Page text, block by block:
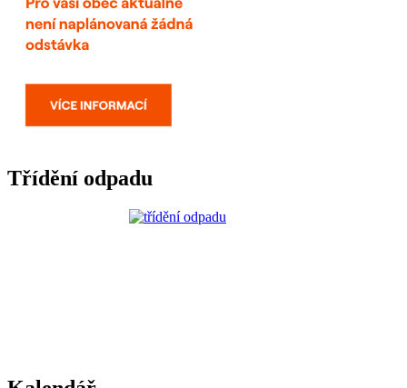
Třídění odpadu